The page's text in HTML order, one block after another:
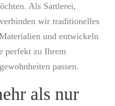
Als Sattlerei,
wir traditionelles
und entwickeln
perfekt zu Ihrem
passen.
als nur